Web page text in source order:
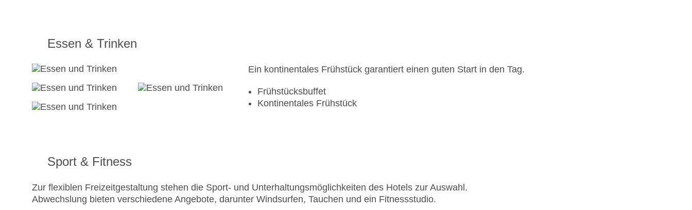
Essen & Trinken
Ein kontinentales Frühstück garantiert einen guten Start in den Tag.
Frühstücksbuffet
Kontinentales Frühstück
Sport & Fitness
Zur flexiblen Freizeitgestaltung stehen die Sport- und Unterhaltungsmöglichkeiten des Hotels zur Auswahl.
Abwechslung bieten verschiedene Angebote, darunter Windsurfen, Tauchen und ein Fitnessstudio.